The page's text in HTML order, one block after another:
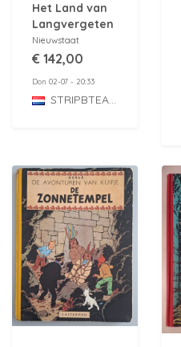
Het Land van
Langvergeten
-
verzamelcassette
grootformaat
- compleet -
Nieuwstaat
€ 142,00
Don 02-07 - 20:33
STRIPBTEASER